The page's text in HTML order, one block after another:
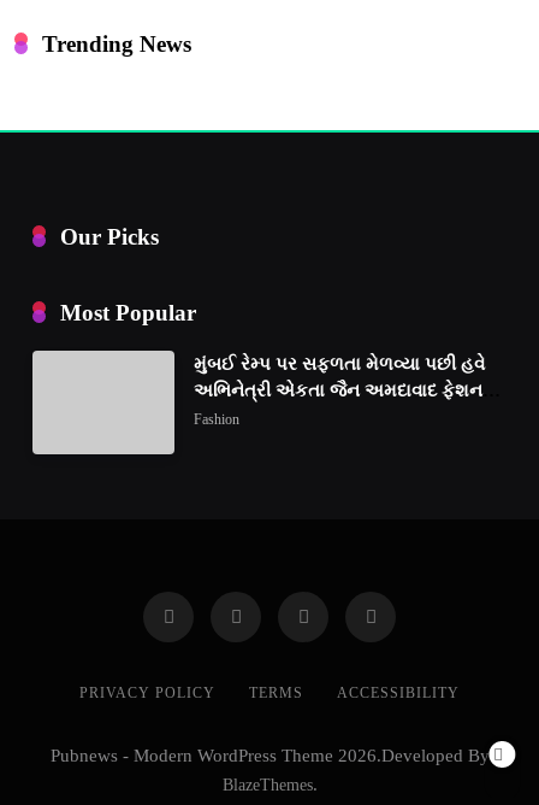
Trending News
Our Picks
Most Popular
મુંબઈ રેમ્પ પર સફળતા મેળવ્યા પછી હવે
અભિનેત્રી એકતા જૈન અમદાવાદ ફેશન
વીકમાં પોતાની પ્રતિભા પ્રદર્શિત કરશે
Fashion
PRIVACY POLICY TERMS ACCESSIBILITY
Pubnews - Modern WordPress Theme 2026.Developed By
BlazeThemes.